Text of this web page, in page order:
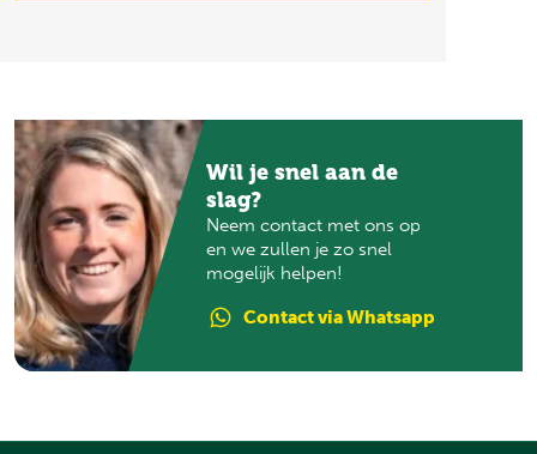
Wil je snel aan de
slag?
Neem contact met ons op
en we zullen je zo snel
mogelijk helpen!
Contactvia Whatsapp